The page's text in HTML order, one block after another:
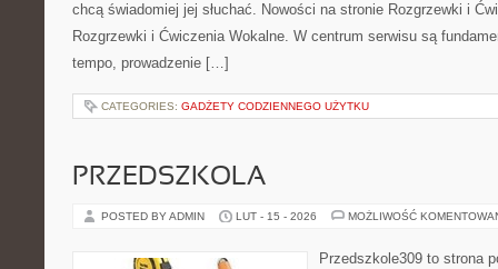
chcą świadomiej jej słuchać. Nowości na stronie Rozgrzewki i
Rozgrzewki i Ćwiczenia Wokalne. W centrum serwisu są
tempo, prowadzenie […]
CATEGORIES: GADŻETY CODZIENNEGO UŻYTKU
PRZEDSZKOLA
POSTED BY ADMIN LUT - 15 - 2026 MOŻLIWOŚĆ
Przedszkole309 to strona